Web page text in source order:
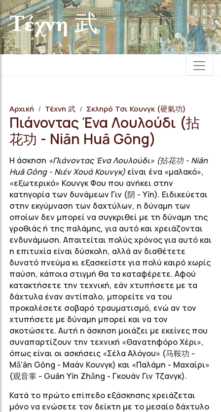
Τέχνη 武
Αρχική Τέχνη 武 Σκληρό Τσι Κουνγκ (硬氣功)
Πιάνοντας Ένα Λουλούδι (拈
花功 - Niān Huā Gōng)
Η άσκηση «Πιάνοντας Ένα Λουλούδι» (拈花功 - Niān
Huā Gōng - Νιέν Χουά Κουνγκ) είναι ένα «μαλακό»,
«εξωτερικό» Κουνγκ Φου που ανήκει στην
κατηγορία των δυνάμεων Γιν (阴 - Yīn). Ειδικεύεται
στην εκγύμναση των δαχτύλων, η δύναμη των
οποίων δεν μπορεί να συγκριθεί με τη δύναμη της
γροθιάς ή της παλάμης, για αυτό και χρειάζονται
ενδυνάμωση. Απαιτείται πολύς χρόνος για αυτό και
η επιτυχία είναι δύσκολη, αλλά αν διαθέτετε
δυνατό πνεύμα κι εξασκείστε για πολύ καιρό χωρίς
παύση, κάποια στιγμή θα τα καταφέρετε. Αφού
κατακτήσετε την τεχνική, εάν χτυπήσετε με τα
δάχτυλα έναν αντίπαλο, μπορείτε να του
προκαλέσετε σοβαρό τραυματισμό, ενώ αν τον
χτυπήσετε με δύναμη μπορεί και να τον
σκοτώσετε. Αυτή η άσκηση μοιάζει με εκείνες που
συναπαρτίζουν την τεχνική «Θανατηφόρο Χέρι»,
όπως είναι οι ασκήσεις «Σέλα Αλόγου» (马鞍功 -
Μǎ'ān Gōng - Μαάν Κουνγκ) και «Παλάμη - Μαχαίρι»
(观音掌 - Guān Yīn Zhǎng - Γκουάν Γιν Τζανγκ).
Κατά το πρώτο επίπεδο εξάσκησης χρειάζεται
μόνο να ενώσετε τον δείκτη με το μεσαίο δάχτυλο